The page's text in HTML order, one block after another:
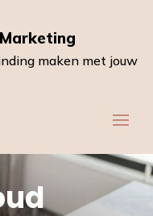
maken met jouw